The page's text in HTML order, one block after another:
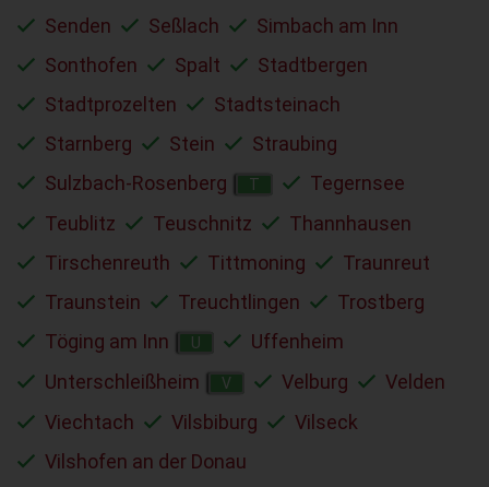
Senden
Seßlach
Simbach am Inn
Sonthofen
Spalt
Stadtbergen
Stadtprozelten
Stadtsteinach
Starnberg
Stein
Straubing
Sulzbach-Rosenberg
T
Tegernsee
Teublitz
Teuschnitz
Thannhausen
Tirschenreuth
Tittmoning
Traunreut
Traunstein
Treuchtlingen
Trostberg
Töging am Inn
U
Uffenheim
Unterschleißheim
V Velburg
Velden
Viechtach
Vilsbiburg
Vilseck
Vilshofen an der Donau